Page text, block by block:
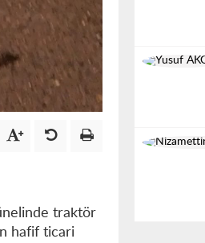
traktör
hafif ticari